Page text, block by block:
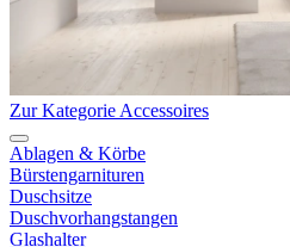
Zur Kategorie Accessoires
Ablagen & Körbe
Bürstengarnituren
Duschsitze
Duschvorhangstangen
Glashalter